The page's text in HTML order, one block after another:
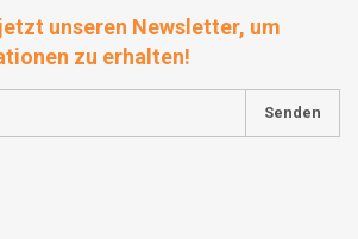
unseren Newsletter, um
zu erhalten!
Senden